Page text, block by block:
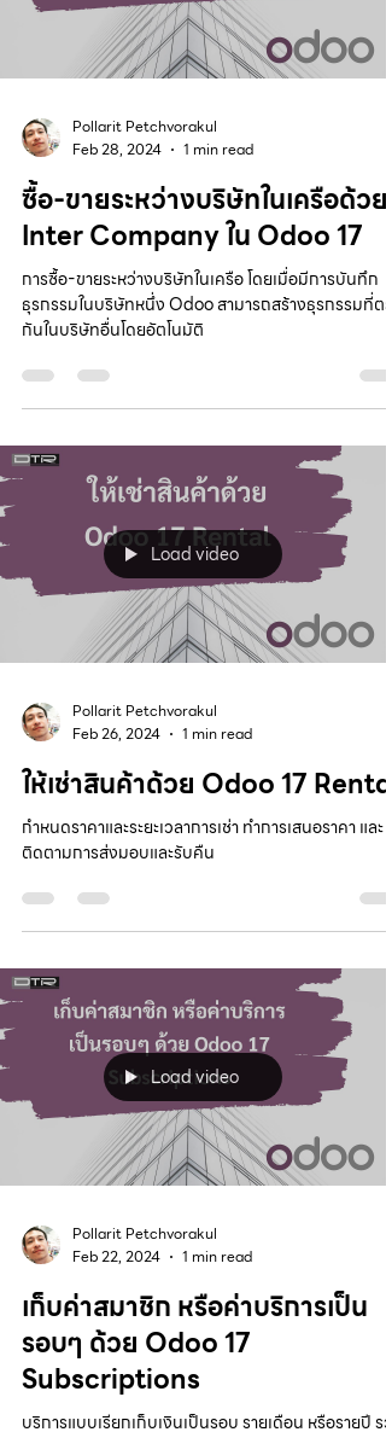
Pollarit Petchvorakul
Feb 28, 2024
1 min read
ซื้อ-ขายระหว่างบริษัทในเครือด้วย
Inter Company ใน Odoo 17
การซื้อ-ขายระหว่างบริษัทในเครือ โดยเมื่อมีการบันทึก
ธุรกรรมในบริษัทหนึ่ง Odoo สามารถสร้างธุรกรรมที่ตร
กันในบริษัทอื่นโดยอัตโนมัติ
Load video
Pollarit Petchvorakul
Feb 26, 2024
1 min read
ให้เช่าสินค้าด้วย Odoo 17 Rental
กำหนดราคาและระยะเวลาการเช่า ทำการเสนอราคา และ
ติดตามการส่งมอบและรับคืน
Load video
Pollarit Petchvorakul
Feb 22, 2024
1 min read
เก็บค่าสมาชิก หรือค่าบริการเป็น
รอบๆ ด้วย Odoo 17
Subscriptions
บริการแบบเรียกเก็บเงินเป็นรอบ รายเดือน หรือรายปี ร